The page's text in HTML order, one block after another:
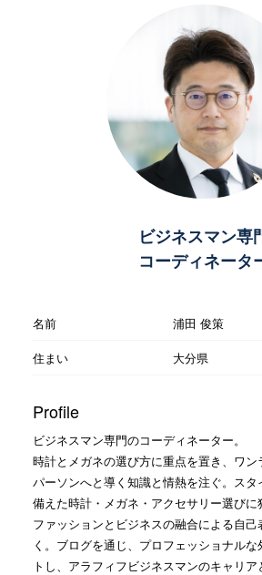
ビジネスマン専
コーディネータ
名前
浦田 俊策
住まい
大分県
Profile
ビジネスマン専門のコーディネーター。
時計とメガネの選び方に重点を置き、ワン
パーソンへと導く知識と情熱を注ぐ。ス
備えた時計・メガネ・アクセサリー選びに
ファッションとビジネスの融合による自己
く。ブログを通じ、プロフェッショナル
トし、アラフィフビジネスマンのキャリ